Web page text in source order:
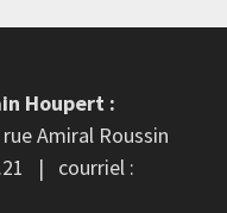
Houpert :
Amiral Roussin
| courriel :